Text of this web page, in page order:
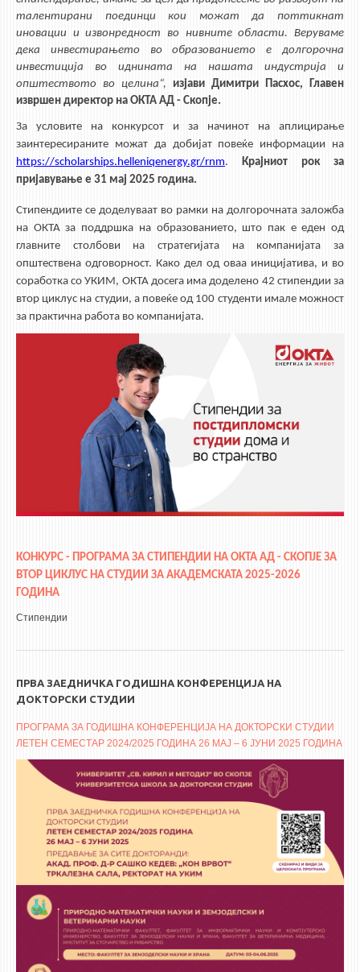
талентирани поединци кои можат да поттикнат
иновации и извонредност во нивните области. Веруваме
дека инвестирањето во образованието е долгорочна
инвестиција во иднината на нашата индустрија и
општеството во целина“,
изјави Димитри Пасхос, Главен
извршен директор на ОКТА АД - Скопје.
За условите на конкурсот и за начинот на аплицирање
заинтересираните можат да добијат повеќе информации на
https://scholarships.helleniqenergy.gr/rnm. Крајниот рок за
пријавување е 31 мај 2025 година.
Стипендиите се доделуваат во рамки на долгорочната заложба
на ОКТА за поддршка на образованието, што пак е еден од
главните столбови на стратегијата на компанијата за
општествена одговорност. Како дел од оваа иницијатива, и во
соработка со УКИМ, ОКТА досега има доделено 42 стипендии за
втор циклус на студии, а повеќе од 100 студенти имале можност
за практична работа во компанијата.
КОНКУРС - ПРОГРАМА ЗА СТИПЕНДИИ НА ОКТА АД - СКОПЈЕ ЗА
ВТОР ЦИКЛУС НА СТУДИИ ЗА АКАДЕМСКАТА 2025-2026
ГОДИНА
Стипендии
ПРВА ЗАЕДНИЧКА ГОДИШНА КОНФЕРЕНЦИЈА НА
ДОКТОРСКИ СТУДИИ
ПРОГРАМА ЗА ГОДИШНА КОНФЕРЕНЦИЈА НА ДОКТОРСКИ СТУДИИ
ЛЕТЕН СЕМЕСТАР 2024/2025 ГОДИНА 26 МАЈ – 6 ЈУНИ 2025 ГОДИНА